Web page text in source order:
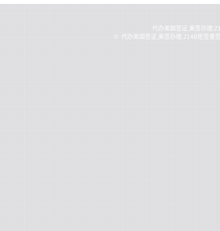
代办美国签证,美签办理
代办美国签证,美签办理,214B拒签重